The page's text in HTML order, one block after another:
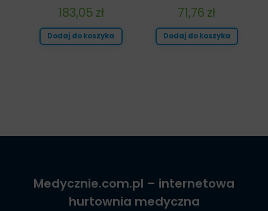
71,76 zł
Dodaj do koszyka
183,05 zł
Dodaj do koszyka
Medycznie.com.pl – internetowa
hurtownia medyczna